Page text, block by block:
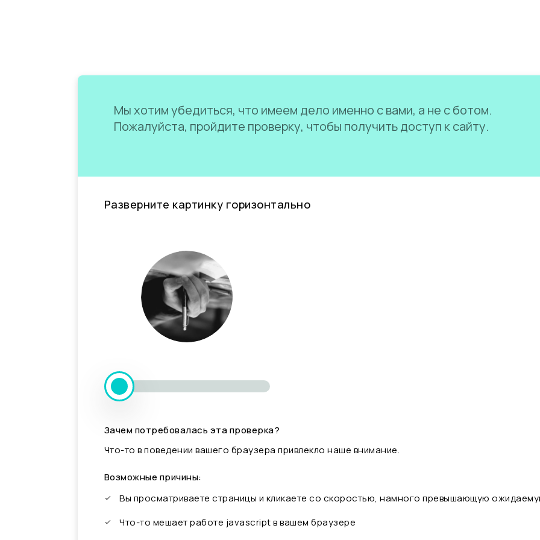
Мы хотим убедиться, что имеем дело именно с вами, а не с ботом.
Пожалуйста, пройдите проверку, чтобы получить доступ к сайту.
Разверните картинку горизонтально
Зачем потребовалась эта проверка?
Что-то в поведении вашего браузера привлекло наше внимание.
Возможные причины:
Вы просматриваете страницы и кликаете со скоростью, намного превышающую
Что-то мешает работе javascript в вашем браузере